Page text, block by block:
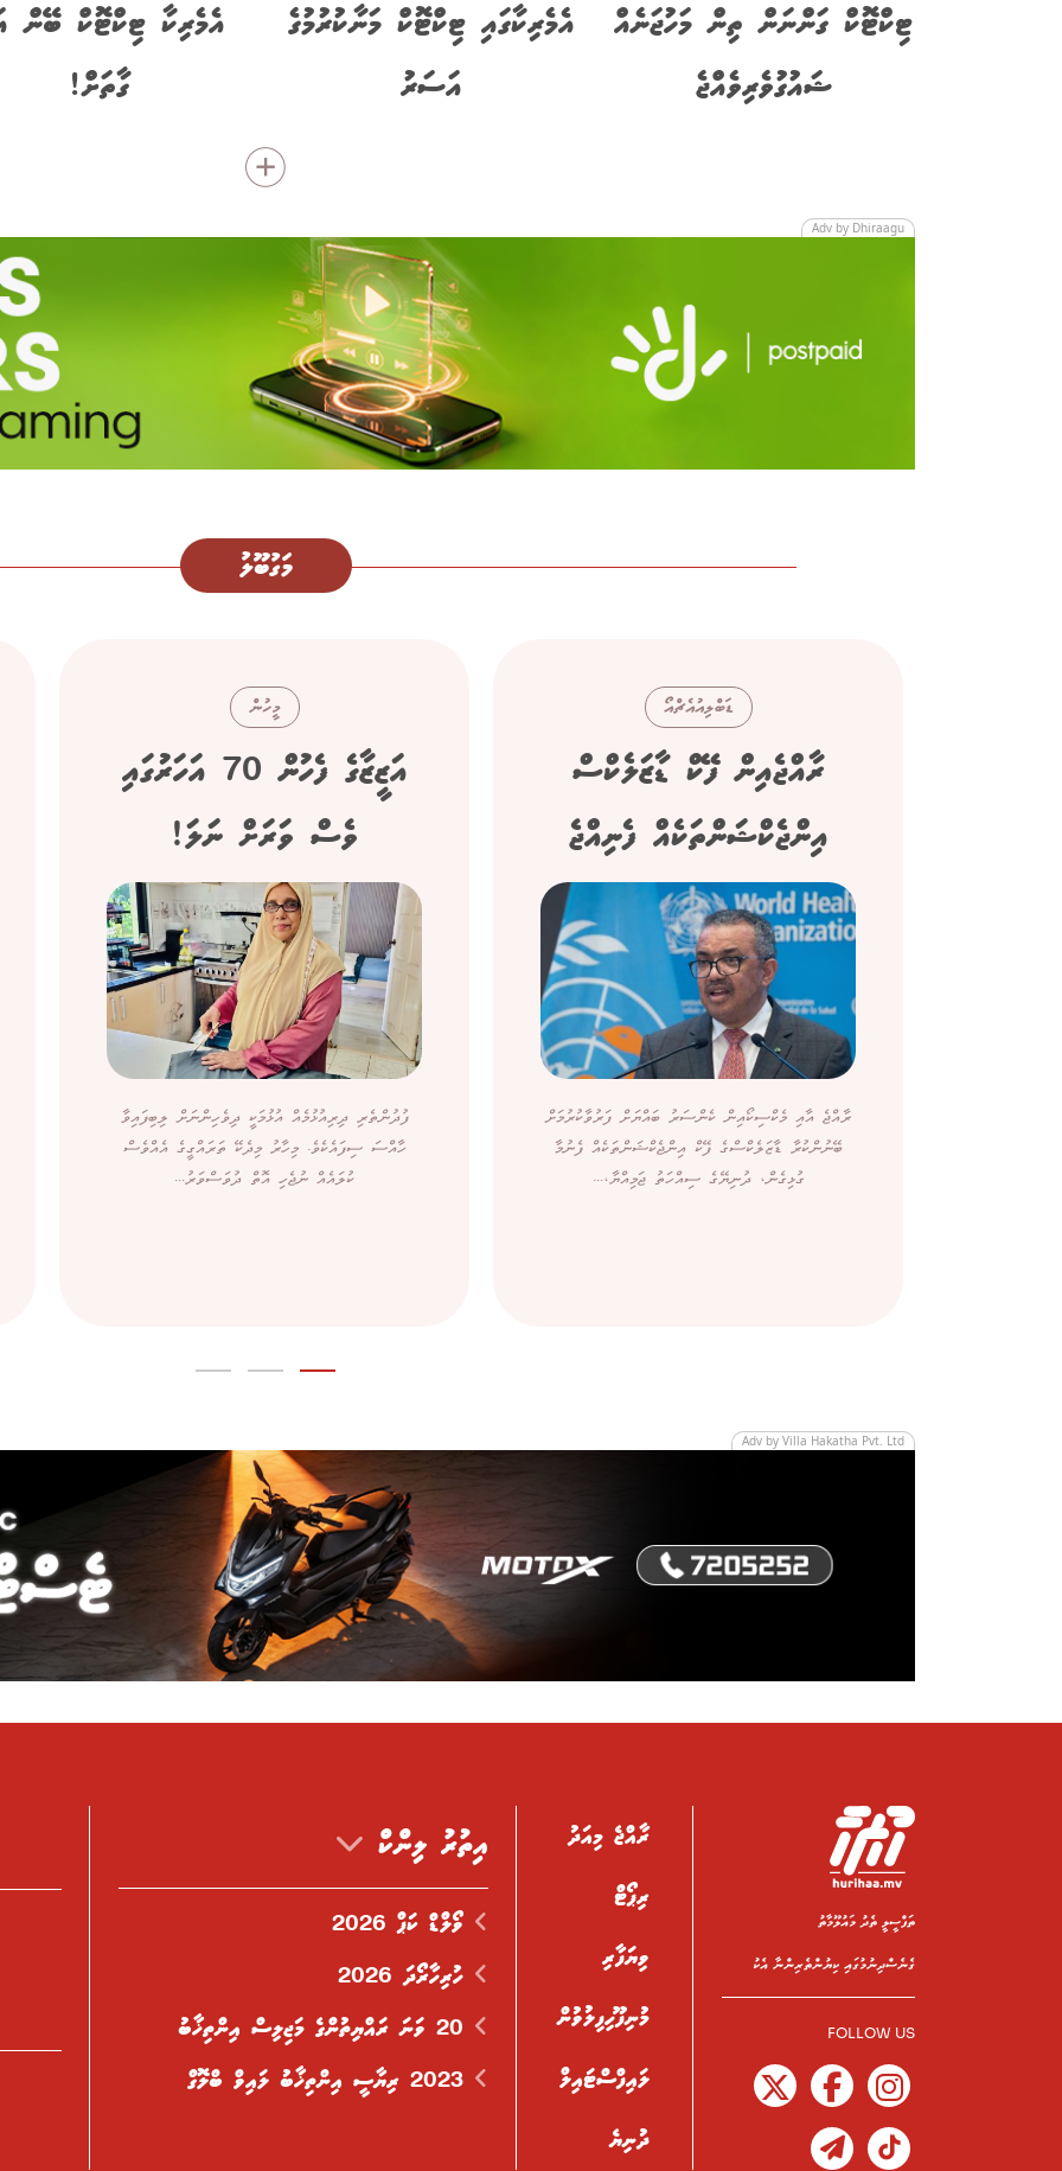
ޓިކްޓޮކް ގަންނަން ތިން މަހުޖަނެއް
ޝައުގުވެރިވެއްޖެ
އެމެރިކާގައި ޓިކްޓޮކް މަނާކުރުމުގެ
އަސަރު
އެމެރިކާ ޓިކްޓޮކް ބޭން
ގާތަށް!
Adv by Dhiraagu
މަގުބޫލު
ޑަބްލިއުއެޗްއޯ
ރާއްޖެއިން ފޭކް ޑާޒަލެކްސް
އިންޖެކްޝަންތަކެއް ފެނިއްޖެ
ރާއްޖެ އާއި މެކްސިކޯއިން ކެންސަރު ބައްޔަށް ފަރުވާކުރުމަށް
ބޭނުންކުރާ ޑާޒަލެކްސްގެ ފޭކް އިންޖެކްޝަންތަކެއް ފެނުމާ
ގުޅިގެން، ދުނިޔޭގެ ސިއްހަތު ޖަމިއްޔާ،...
މީހުން
އަޒީޒާގެ ފެހުން 70 އަހަރުގައި
ވެސް ވަރަށް ނަލަ!
ފުދުންތެރި ދިރިއުޅުމެއް އުޅުމަކީ ދިވެހިންނަށް ލިބިފައިވާ
ހާއްސަ ސިފައެކެވެ. މިހާރު މިދެކޭ ތަރައްގީގެ އެއްވެސް
ކުލައެއް ނުޖެހި އޮތް ދުވަސްވަރު...
Adv by Villa Hakatha Pvt. Ltd
ތަފްސީލީ ތެދު މައުލޫމާތު
ގެނެސްދިނުމުގައި ކިޔުންތެރިންނާ އެކު
FOLLOW US
ރާއްޖެ މިއަދު
ރިޕޯޓް
ވިޔަފާރި
މުނިފޫހިފިލުވުން
ލައިފްސްޓައިލް
ދުނިޔެ
އިތުރު ލިންކް
ވޯލްޑް ކަޕް 2026
ހުރިހާރޯދަ 2026